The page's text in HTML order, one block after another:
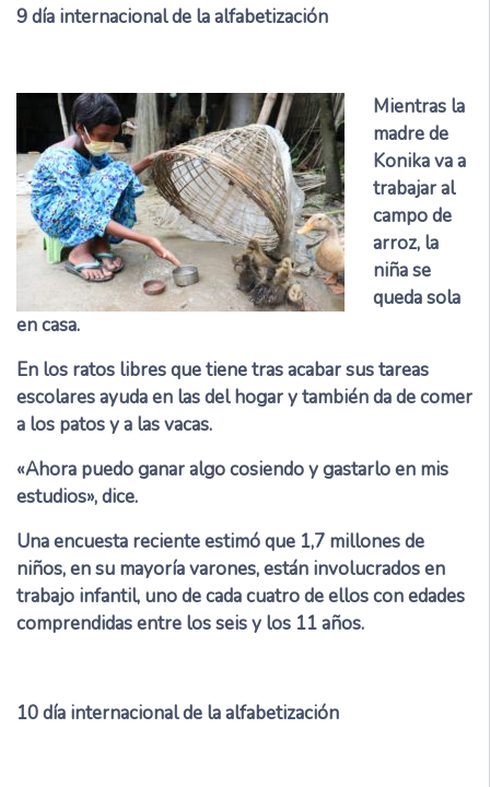
9día internacional de la alfabetización
Mientras la
madre de
Konika va a
trabajar al
campo de
arroz, la
niña se
queda sola
en casa.
En los ratos libres que tiene tras acabar sus tareas
escolares ayuda en las del hogar y también da de comer
a los patos y a las vacas.
«Ahora puedo ganar algo cosiendo y gastarlo en mis
estudios», dice.
Una encuesta reciente estimó que 1,7 millones de
niños, en su mayoría varones, están involucrados en
trabajo infantil, uno de cada cuatro de ellos con edades
comprendidas entre los seis y los 11 años.
10día internacional de la alfabetización